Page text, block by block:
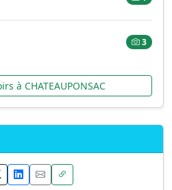
3
à CHATEAUPONSAC